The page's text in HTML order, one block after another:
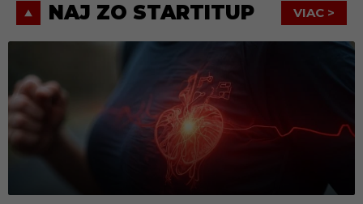
NAJ ZO STARTITUP VIAC >